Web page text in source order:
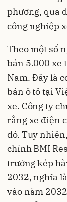
phương, qua
công nghiệp
Theo một số
bán 5.000 xe
Nam. Đây là
bán ô tô tại
xe. Công ty
rằng xe điện
đó. Tuy
chính BMI
trưởng kép
2032, nghĩa
vào năm